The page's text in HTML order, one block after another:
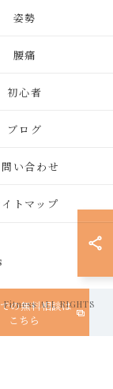
の無料相談は
こちら
姿勢
腰痛
初心者
ブログ
い合わせ
トマップ
Fitness ALL RIGHTS